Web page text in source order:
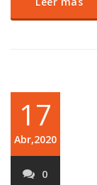
17
Abr,2020
0